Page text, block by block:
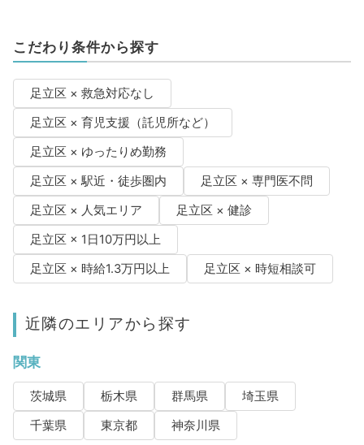
こだわり条件から探す
足立区 × 救急対応なし
足立区 × 育児支援（託児所など）
足立区 × ゆったりめ勤務
足立区 × 駅近・徒歩圏内
足立区 × 専門医不問
足立区 × 人気エリア
足立区 × 健診
足立区 × 1日10万円以上
足立区 × 時給1.3万円以上
足立区 × 時短相談可
近隣のエリアから探す
関東
茨城県 栃木県 群馬県
埼玉県
千葉県
東京都 神奈川県